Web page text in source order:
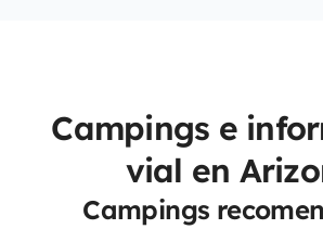
Campings e
vial en
Campings